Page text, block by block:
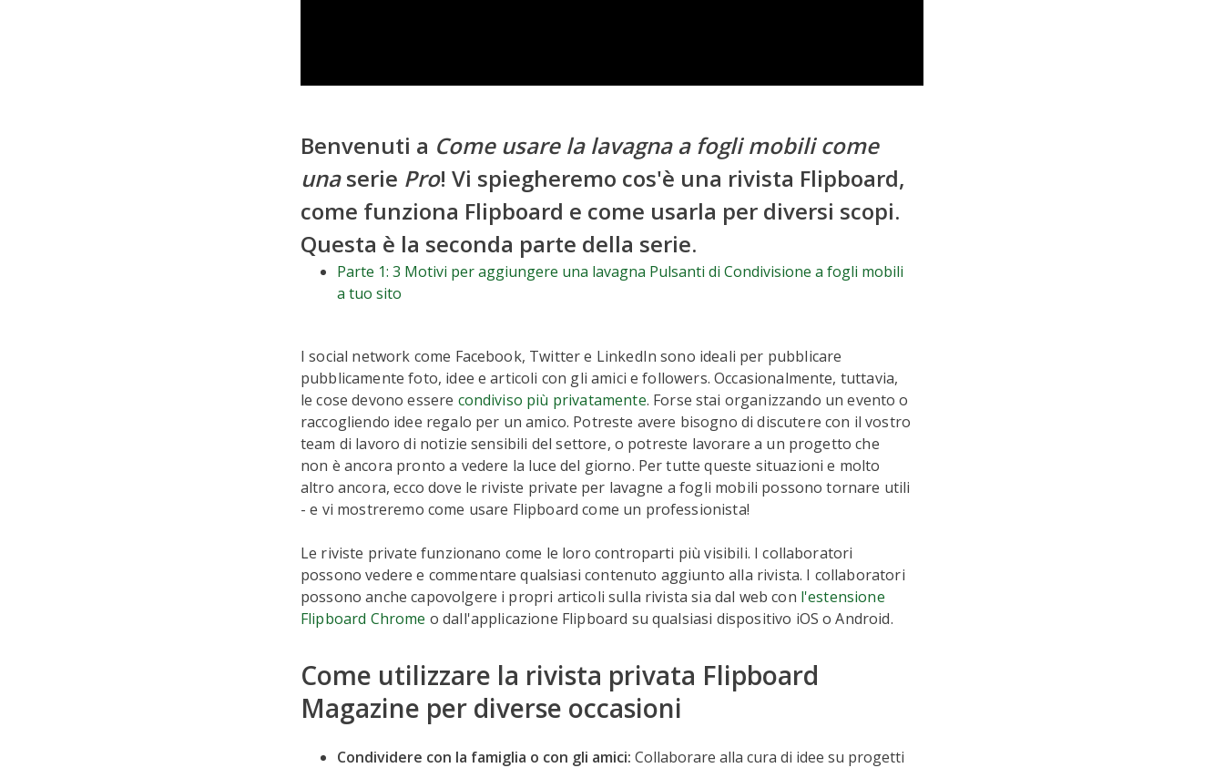
Benvenuti a Come usare la lavagna a fogli mobili come
unaserie Pro! Vi spiegheremo cos'è una rivista Flipboard,
come funziona Flipboard e come usarla per diversi scopi.
Questa è la seconda parte della serie.
Parte 1: 3 Motivi per aggiungere una lavagna Pulsanti di Condivisione a fogli mobili
a tuo sito
I social network come Facebook, Twitter e LinkedIn sono ideali per pubblicare
pubblicamente foto, idee e articoli con gli amici e followers. Occasionalmente, tuttavia,
le cose devono essere condiviso più privatamente. Forse stai organizzando un evento o
raccogliendo idee regalo per un amico. Potreste avere bisogno di discutere con il vostro
team di lavoro di notizie sensibili del settore, o potreste lavorare a un progetto che
non è ancora pronto a vedere la luce del giorno. Per tutte queste situazioni e molto
altro ancora, ecco dove le riviste private per lavagne a fogli mobili possono tornare utili
- e vi mostreremo come usare Flipboard come un professionista!
Le riviste private funzionano come le loro controparti più visibili. I collaboratori
possono vedere e commentare qualsiasi contenuto aggiunto alla rivista. I collaboratori
possono anche capovolgere i propri articoli sulla rivista sia dal web con l'estensione
Flipboard Chrome o dall'applicazione Flipboard su qualsiasi dispositivo iOS o Android.
Come utilizzare la rivista privata Flipboard
Magazine per diverse occasioni
Condividere con la famiglia o con gli amici: Collaborare alla cura di idee su progetti